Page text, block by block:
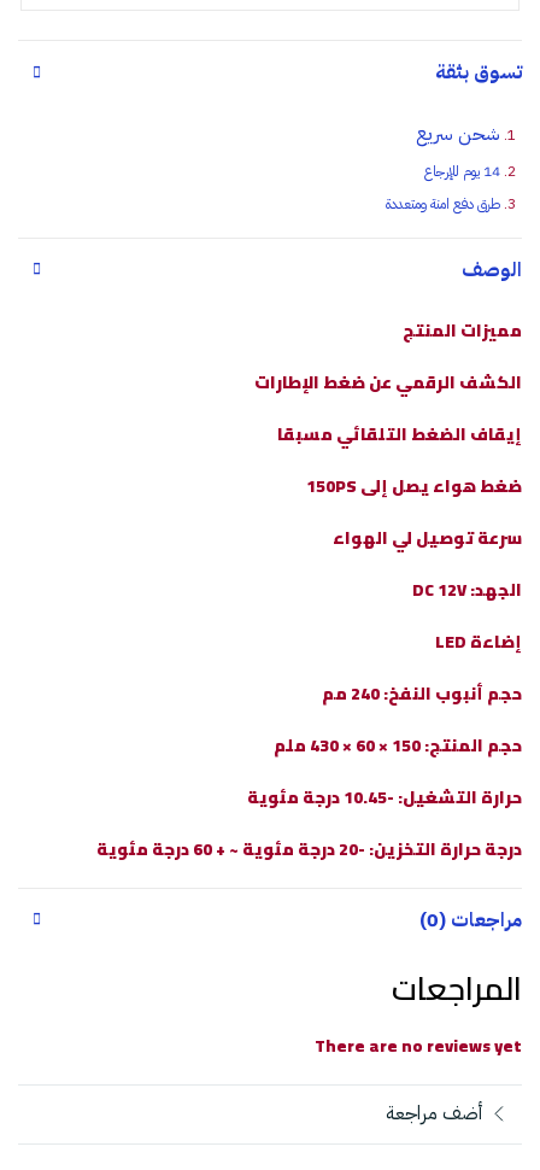
تسوق بثقة
شحن سريع
14 يوم للإرجاع
طرق دفع امنة ومتعددة
الوصف
مميزات المنتج
الكشف الرقمي عن ضغط الإطارات
إيقاف الضغط التلقائي مسبقا
ضغط هواء يصل إلى 150PS
سرعة توصيل لي الهواء
الجهد: DC 12V
إضاءة LED
حجم أنبوب النفخ: 240 مم
حجم المنتج: 150 × 60 × 430 ملم
حرارة التشغيل: -10.45 درجة مئوية
درجة حرارة التخزين: -20 درجة مئوية ~ + 60 درجة مئوية
مراجعات (0)
المراجعات
There are no reviews yet
أضف مراجعة